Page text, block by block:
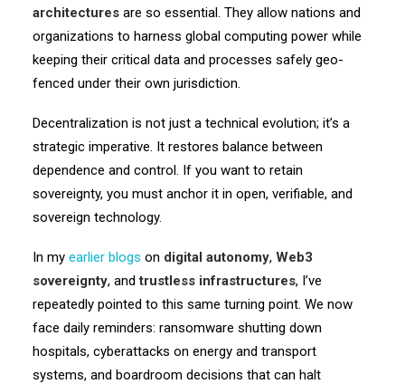
architectures are so essential. They allow nations and
organizations to harness global computing power while
keeping their critical data and processes safely geo-
fenced under their own jurisdiction.
Decentralization is not just a technical evolution; it’s a
strategic imperative. It restores balance between
dependence and control. If you want to retain
sovereignty, you must anchor it in open, verifiable, and
sovereign technology.
In my earlier blogs on digital autonomy, Web3
sovereignty, andtrustless infrastructures, I’ve
repeatedly pointed to this same turning point. We now
face daily reminders: ransomware shutting down
hospitals, cyberattacks on energy and transport
systems, and boardroom decisions that can halt